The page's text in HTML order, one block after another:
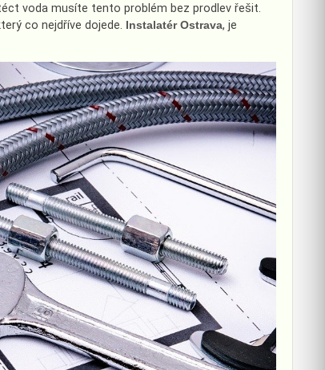
voda musíte tento problém bez prodlev řešit.
co nejdříve dojede. Instalatér Ostrava, je